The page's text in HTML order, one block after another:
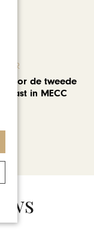
voor de tweede
gast in MECC